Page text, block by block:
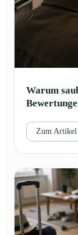
Warum
Zum Artikel